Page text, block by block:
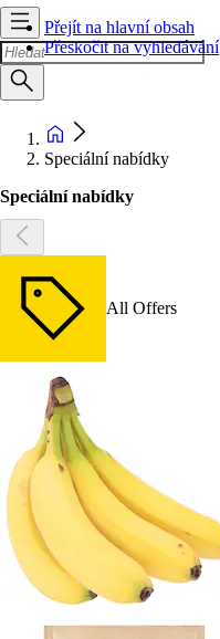
Přejít na hlavní obsah
Přeskočit na vyhledávání
Speciální nabídky
Speciální nabídky
All Offers